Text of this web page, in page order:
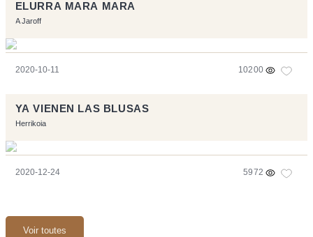
ELURRA MARA MARA
A Jaroff
2020-10-11 10200
YA VIENEN LAS BLUSAS
Herrikoia
2020-12-24 5972
Voir toutes